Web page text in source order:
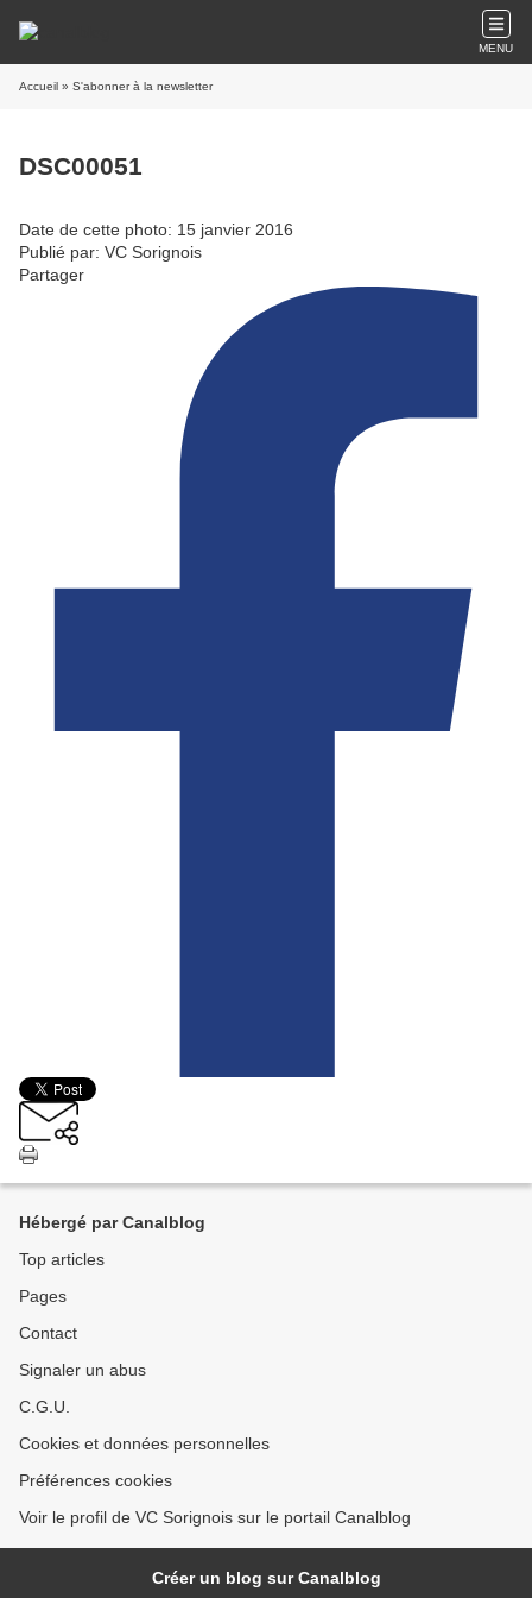
MENU
Accueil » S'abonner à la newsletter
DSC00051
Date de cette photo: 15 janvier 2016
Publié par: VC Sorignois
Partager
Hébergé par Canalblog
Top articles
Pages
Contact
Signaler un abus
C.G.U.
Cookies et données personnelles
Préférences cookies
Voir le profil de VC Sorignois sur le portail Canalblog
Créer un blog sur Canalblog